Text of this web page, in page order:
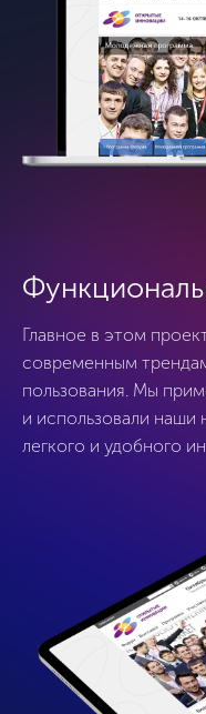
Главное в этом
современным
пользования. Мы
и использовали наши
легкого и удобного